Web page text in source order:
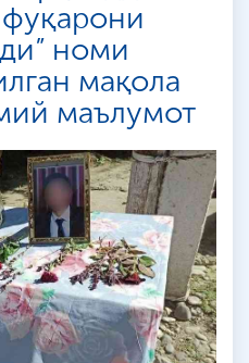
номи
мақола
маълумот